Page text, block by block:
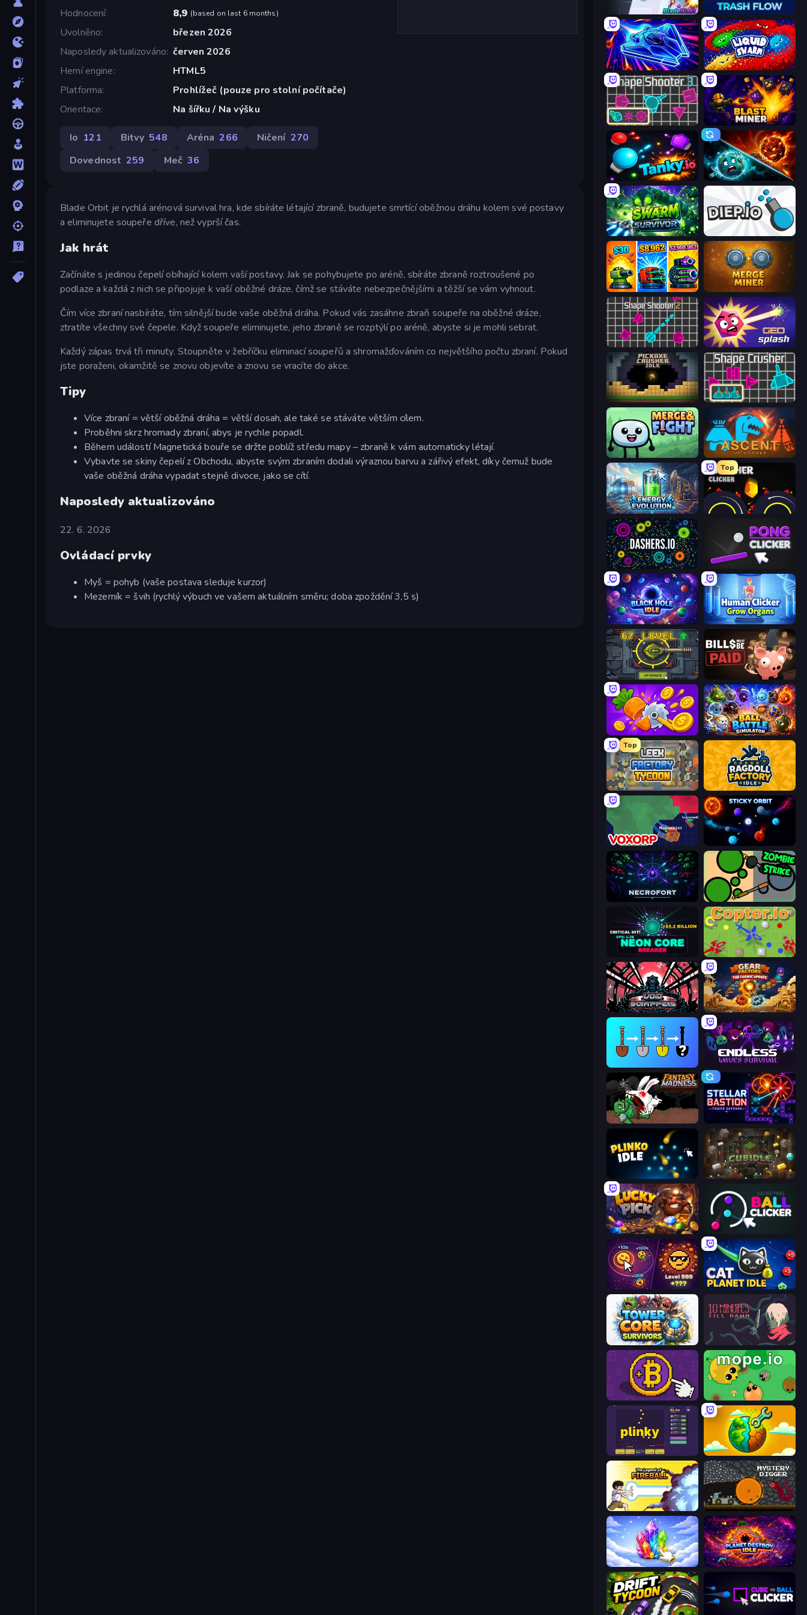
Hodnocení
8,9 (based on last 6 months)
Uvolněno
březen 2026
Naposledy aktualizováno červen 2026
Herní engine
HTML5
Platforma
Prohlížeč (pouze pro stolní počítače)
Orientace
Na šířku / Na výšku
Io 121 Bitvy 548 Aréna 266 Ničení 270
Dovednost 259 Meč 36
Blade Orbit je rychlá arénová survival hra, kde sbíráte létající zbraně, budujete smrtící oběžnou dráhu kolem své postavy
a eliminujete soupeře dříve, než vyprší čas.
Jak hrát
Začínáte s jedinou čepelí obíhající kolem vaší postavy. Jak se pohybujete po aréně, sbíráte zbraně roztroušené po
podlaze a každá z nich se připojuje k vaší oběžné dráze, čímž se stáváte nebezpečnějšími a těžší se vám vyhnout.
Čím více zbraní nasbíráte, tím silnější bude vaše oběžná dráha. Pokud vás zasáhne zbraň soupeře na oběžné dráze,
ztratíte všechny své čepele. Když soupeře eliminujete, jeho zbraně se rozptýlí po aréně, abyste si je mohli sebrat.
Každý zápas trvá tři minuty. Stoupněte v žebříčku eliminací soupeřů a shromažďováním co největšího počtu zbraní. Pokud
jste poraženi, okamžitě se znovu objevíte a znovu se vracíte do akce.
Tipy
Více zbraní = větší oběžná dráha = větší dosah, ale také se stáváte větším cílem.
Proběhni skrz hromady zbraní, abys je rychle popadl.
Během událostí Magnetická bouře se držte poblíž středu mapy – zbraně k vám automaticky létají.
Vybavte se skiny čepelí z Obchodu, abyste svým zbraním dodali výraznou barvu a zářivý efekt, díky čemuž bude
vaše oběžná dráha vypadat stejně divoce, jako se cítí.
Naposledy aktualizováno
22. 6. 2026
Ovládací prvky
Myš = pohyb (vaše postava sleduje kurzor)
Mezerník = švih (rychlý výbuch ve vašem aktuálním směru; doba zpoždění 3,5 s)
BladeBlast.io Trash Flow
Stellar Swarm Liquid Swarm
Shape Shooter 3 Blast Miner
Tanky.io PlanetCrush 2
Swarm Survivor Diep.io
Pumpkin Defense: Merge Cannon Merge Miner
Shape Shooter 2 GEOsplash
Pickaxe Crusher Idle Shape Crusher
Merge & Fight Ascent of Echoes
Energy Evolution
Top
Crusher Clicker
Dashers.io Pong Clicker
Black Hole Idle Human Clicker: Grow Organs
Tank Evolution Bills Must Be Paid
Farm Ring Idle Ball Battle Simulator
Top
Leek Factory Tycoon Ragdoll Factory Idle
Voxorp Sticky Orbit
Necrofort ZombieStrike
Neon Core Breaker Copter.io
Void Scrappers Gear Factory
Endless Waves Survival
Fantasy Madness Stellar Bastion
Plinko Idle Cubidle
Lucky Pick Satisfying Ball Clicker
Dominate All Shapes Cat Planet Idle
Tower Core Survivors 10 Minutes Till Dawn
Money Maker Mope.io
Plinky Land Explorers: Merge & Build
Legend Of Fireball Mystery Digger
Crystalia Idle Clicker Planet Destroy Idle